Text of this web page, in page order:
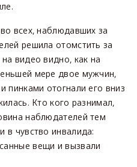
всех, наблюдавших за
решила отомстить за
видео видно, как на
мере двое мужчин,
пинками отогнали его вниз
Кто кого разнимал,
наблюдателей тем
в чувство инвалида:
вещи и вызвали